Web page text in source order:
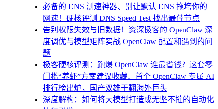
必备的 DNS 测速神器、别让默认 DNS 拖垮你的
网速！硬核评测 DNS Speed Test 找出最佳节点
告别权限失效与旧数据！资深极客的 OpenClaw 深
度调优与模型矩阵实战 OpenClaw 配置和遇到的问
题
极客硬核评测：跑爆 OpenClaw 谁最省钱？这套零
门槛“养虾”方案建议收藏、首个 OpenClaw 专属 AI
排行榜出炉，国产双雄干翻海外巨头
深度解构：如何将大模型打造成无坚不摧的自动化